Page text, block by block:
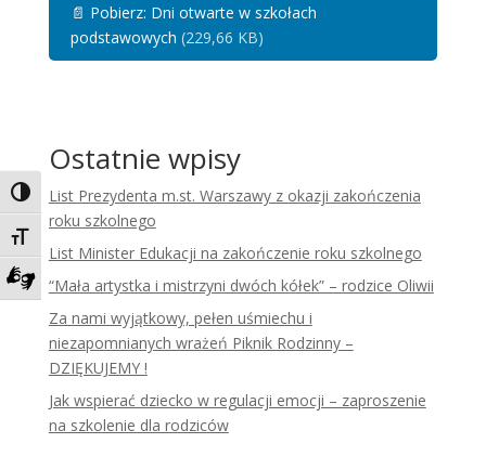
Toggle High Contrast
Toggle Font size
Zadzwoń do tłumacza języka migowego
📄 Pobierz: Dni otwarte w szkołach
podstawowych (229,66 KB)
Ostatnie wpisy
List Prezydenta m.st. Warszawy z okazji zakończenia
roku szkolnego
List Minister Edukacji na zakończenie roku szkolnego
“Mała artystka i mistrzyni dwóch kółek” – rodzice Oliwii
Za nami wyjątkowy, pełen uśmiechu i
niezapomnianych wrażeń Piknik Rodzinny –
DZIĘKUJEMY !
Jak wspierać dziecko w regulacji emocji – zaproszenie
na szkolenie dla rodziców